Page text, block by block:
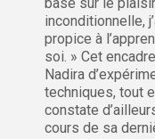
inconditionnelle,
propice à
soi. » Cet
Nadira
techniques, tout
constate
cours de sa